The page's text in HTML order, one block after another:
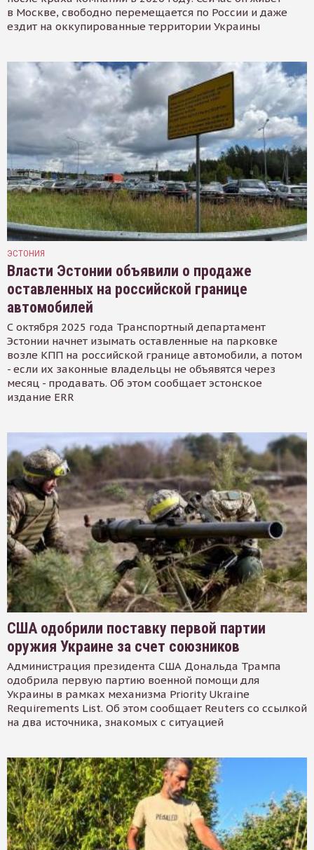
в Москве, свободно перемещается по России и даже
ездит на оккупированные территории Украины
ЭСТОНИЯ
Власти Эстонии объявили о продаже
оставленных на российской границе
автомобилей
С октября 2025 года Транспортный департамент
Эстонии начнет изымать оставленные на парковке
возле КПП на российской границе автомобили, а потом
- если их законные владельцы не объявятся через
месяц - продавать. Об этом сообщает эстонское
издание ERR
США одобрили поставку первой партии
оружия Украине за счет союзников
Администрация президента США Дональда Трампа
одобрила первую партию военной помощи для
Украины в рамках механизма Priority Ukraine
Requirements List. Об этом сообщает Reuters со ссылкой
на два источника, знакомых с ситуацией